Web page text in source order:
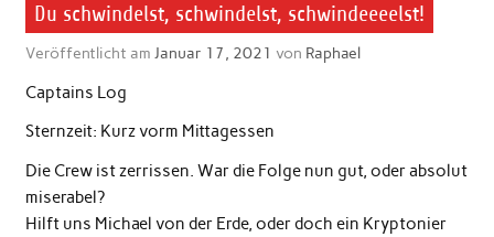
Du schwindelst, schwindelst, schwindeeeelst!
Veröffentlicht am Januar 17, 2021 von Raphael
Captains Log
Sternzeit: Kurz vorm Mittagessen
Die Crew ist zerrissen. War die Folge nun gut, oder absolut
miserabel?
Hilft uns Michael von der Erde, oder doch ein Kryptonier